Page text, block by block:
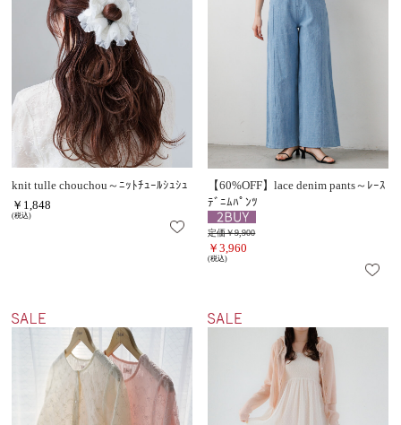
knit tulle chouchou～ﾆｯﾄﾁｭｰﾙｼｭｼｭ
￥1,848
(税込)
【60%OFF】lace denim pants～ﾚｰｽ
ﾃﾞﾆﾑﾊﾟﾝﾂ
定価￥9,900
￥3,960
(税込)